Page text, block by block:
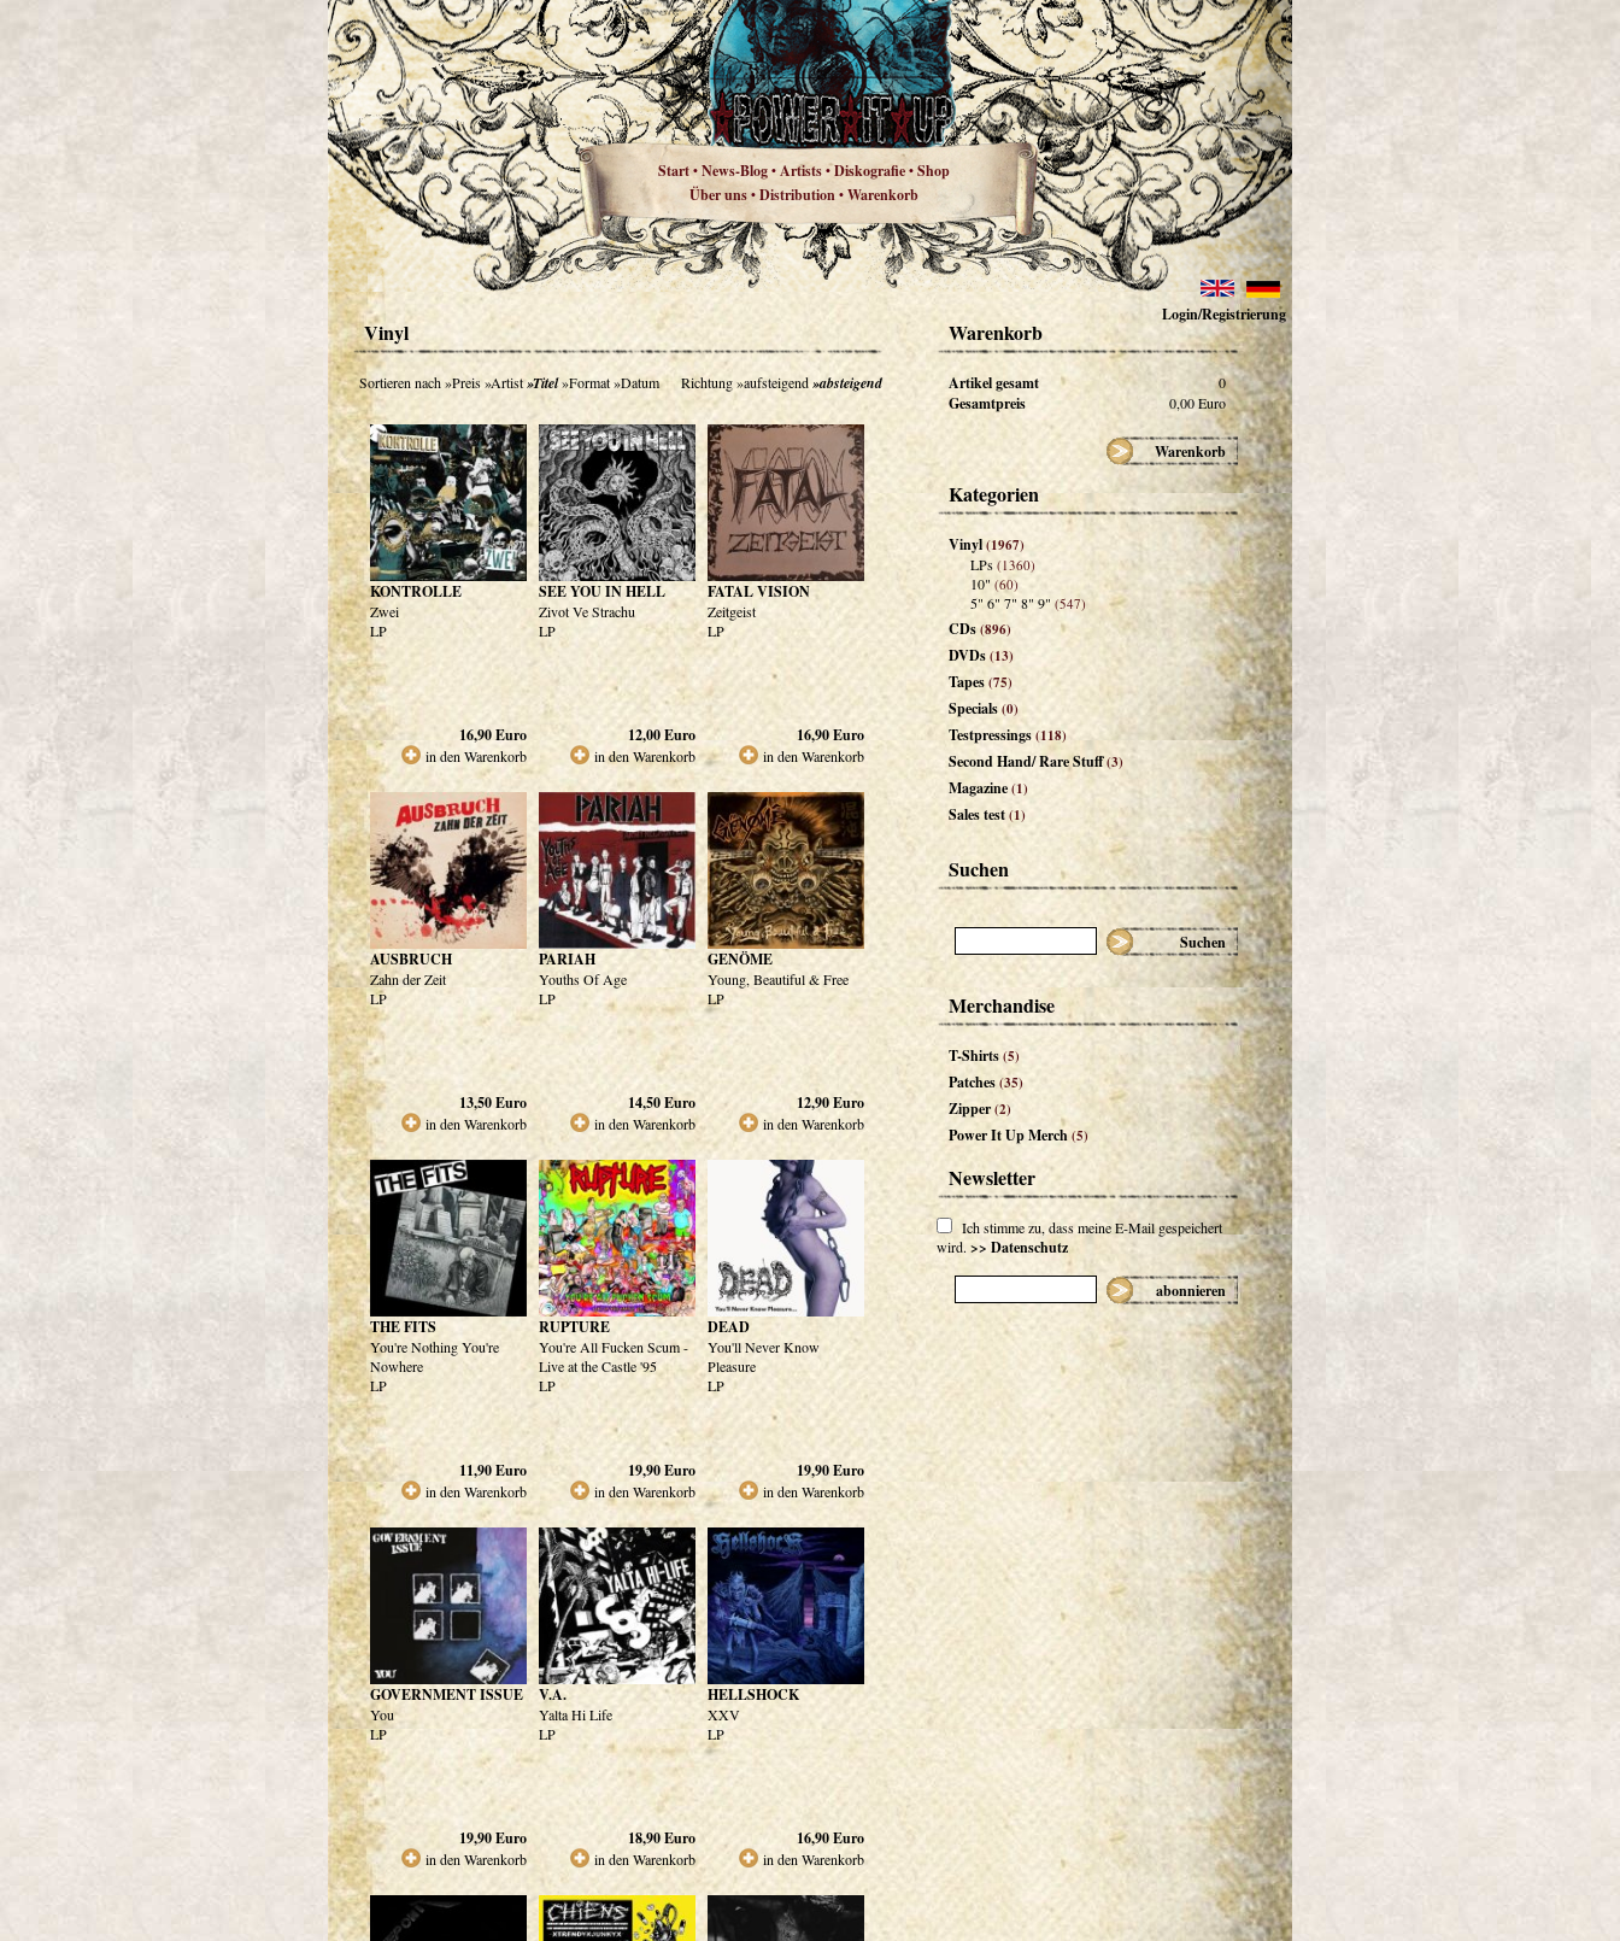
Start•News-Blog•Artists•Diskografie•Shop
Über uns•Distribution•Warenkorb
Login/Registrierung
Vinyl
Sortieren nach»Preis»Artist»Titel»Format»Datum Richtung»aufsteigend»absteigend
KONTROLLE
Zwei
LP
16,90Euro
in den Warenkorb
SEE YOU IN HELL
Zivot Ve Strachu
LP
12,00Euro
in den Warenkorb
FATAL VISION
Zeitgeist
LP
16,90Euro
in den Warenkorb
AUSBRUCH
Zahn der Zeit
LP
13,50Euro
in den Warenkorb
PARIAH
Youths Of Age
LP
14,50Euro
in den Warenkorb
GENÖME
Young, Beautiful & Free
LP
12,90Euro
in den Warenkorb
THE FITS
You're Nothing You're
Nowhere
LP
11,90Euro
in den Warenkorb
RUPTURE
You're All Fucken Scum -
Live at the Castle '95
LP
19,90Euro
in den Warenkorb
DEAD
You'll Never Know
Pleasure
LP
19,90Euro
in den Warenkorb
GOVERNMENT ISSUE
You
LP
19,90Euro
in den Warenkorb
V.A.
Yalta Hi Life
LP
18,90Euro
in den Warenkorb
HELLSHOCK
XXV
LP
16,90Euro
in den Warenkorb
Warenkorb
Artikel gesamt 0
Gesamtpreis 0,00Euro
Warenkorb
Kategorien
Vinyl(1967)
LPs (1360)
10" (60)
5" 6" 7" 8" 9" (547)
CDs(896)
DVDs(13)
Tapes(75)
Specials(0)
Testpressings(118)
Second Hand/ Rare Stuff(3)
Magazine(1)
Sales test(1)
Suchen
Suchen
Merchandise
T-Shirts(5)
Patches(35)
Zipper(2)
Power It Up Merch(5)
Newsletter
Ich stimme zu, dass meine E-Mail gespeichert
wird. >> Datenschutz
abonnieren